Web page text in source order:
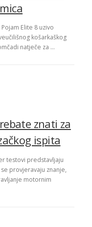
Elite 8 uzivo
košarkaškog
natječe za …
znati za
ispita
testovi predstavljaju
provjeravaju znanje,
motornim